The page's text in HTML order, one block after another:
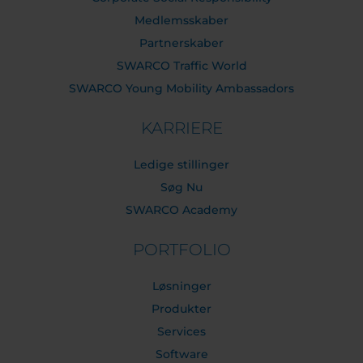
Medlemsskaber
Partnerskaber
SWARCO Traffic World
SWARCO Young Mobility Ambassadors
KARRIERE
Ledige stillinger
Søg Nu
SWARCO Academy
PORTFOLIO
Løsninger
Produkter
Services
Software